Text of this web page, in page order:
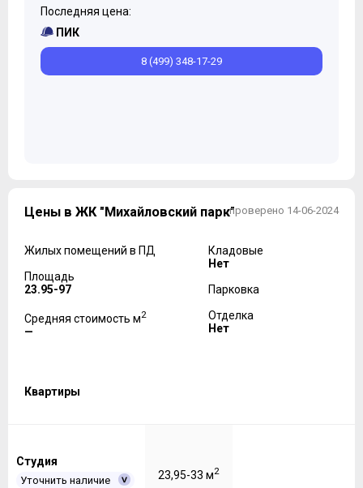
Последняя цена:
ПИК
8 (499) 348-17-29
проверено 14-06-2024
Цены в ЖК "Михайловский парк"
Жилых помещений в ПД
Площадь
23.95-97
Средняя стоимость м2
—
Кладовые
Нет
Парковка
Отделка
Нет
Квартиры
Студия
Уточнить наличие 23,95-33 м2